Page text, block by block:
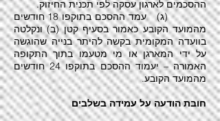
ההסכמים לארגון עסקה לפי תכנית החיזוק.
(ג) עמד ההסכם בתוקפו 18 חודשים
מהמועד הקובע כאמור בסעיף קטן (ב) ונקלטה
בוועדה המקומית בקשה להיתר בנייה שהוגשה
על ידי המארגן או מי מטעמו בתוך התקופה
האמורה – יעמוד ההסכם בתוקפו 24 חודשים
מהמועד הקובע.
חובת הודעה על עמידה בשלבים